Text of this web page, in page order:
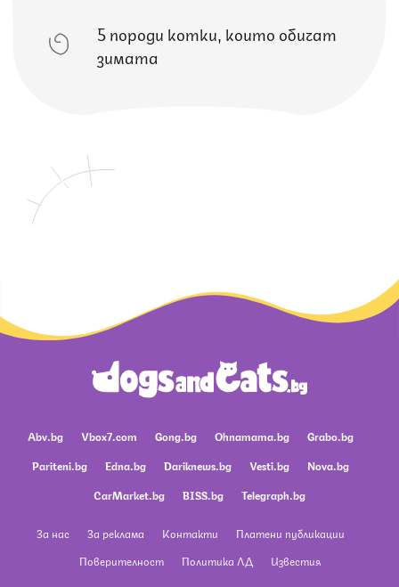
5 породи котки, които обичат
зимата
Abv.bg Vbox7.com Gong.bg Ohnamama.bg
Grabo.bg
Pariteni.bg
Edna.bg Dariknews.bg Vesti.bg
Nova.bg
CarMarket.bg
BISS.bg Telegraph.bg
За нас За реклама Контакти
Платени публикации
Поверителност
Политика ЛД Известия